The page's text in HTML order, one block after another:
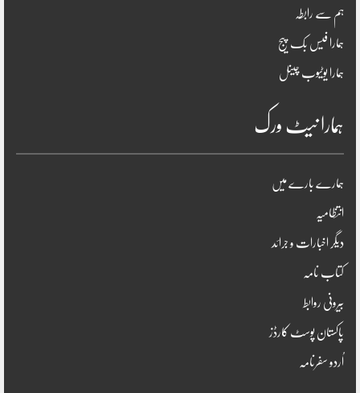
ہم سے رابطہ
ہمارا فیس بک پیج
ہمارا یوٹیوب چینل
ہمارا نیٹ ورک
ہمارے بارے میں
انتظامیہ
دیگر اخبارات و جرائد
کتاب نامہ
بیرونی روابط
پاکستان پوسٹ کارڈز
اُردو سفرنامہ